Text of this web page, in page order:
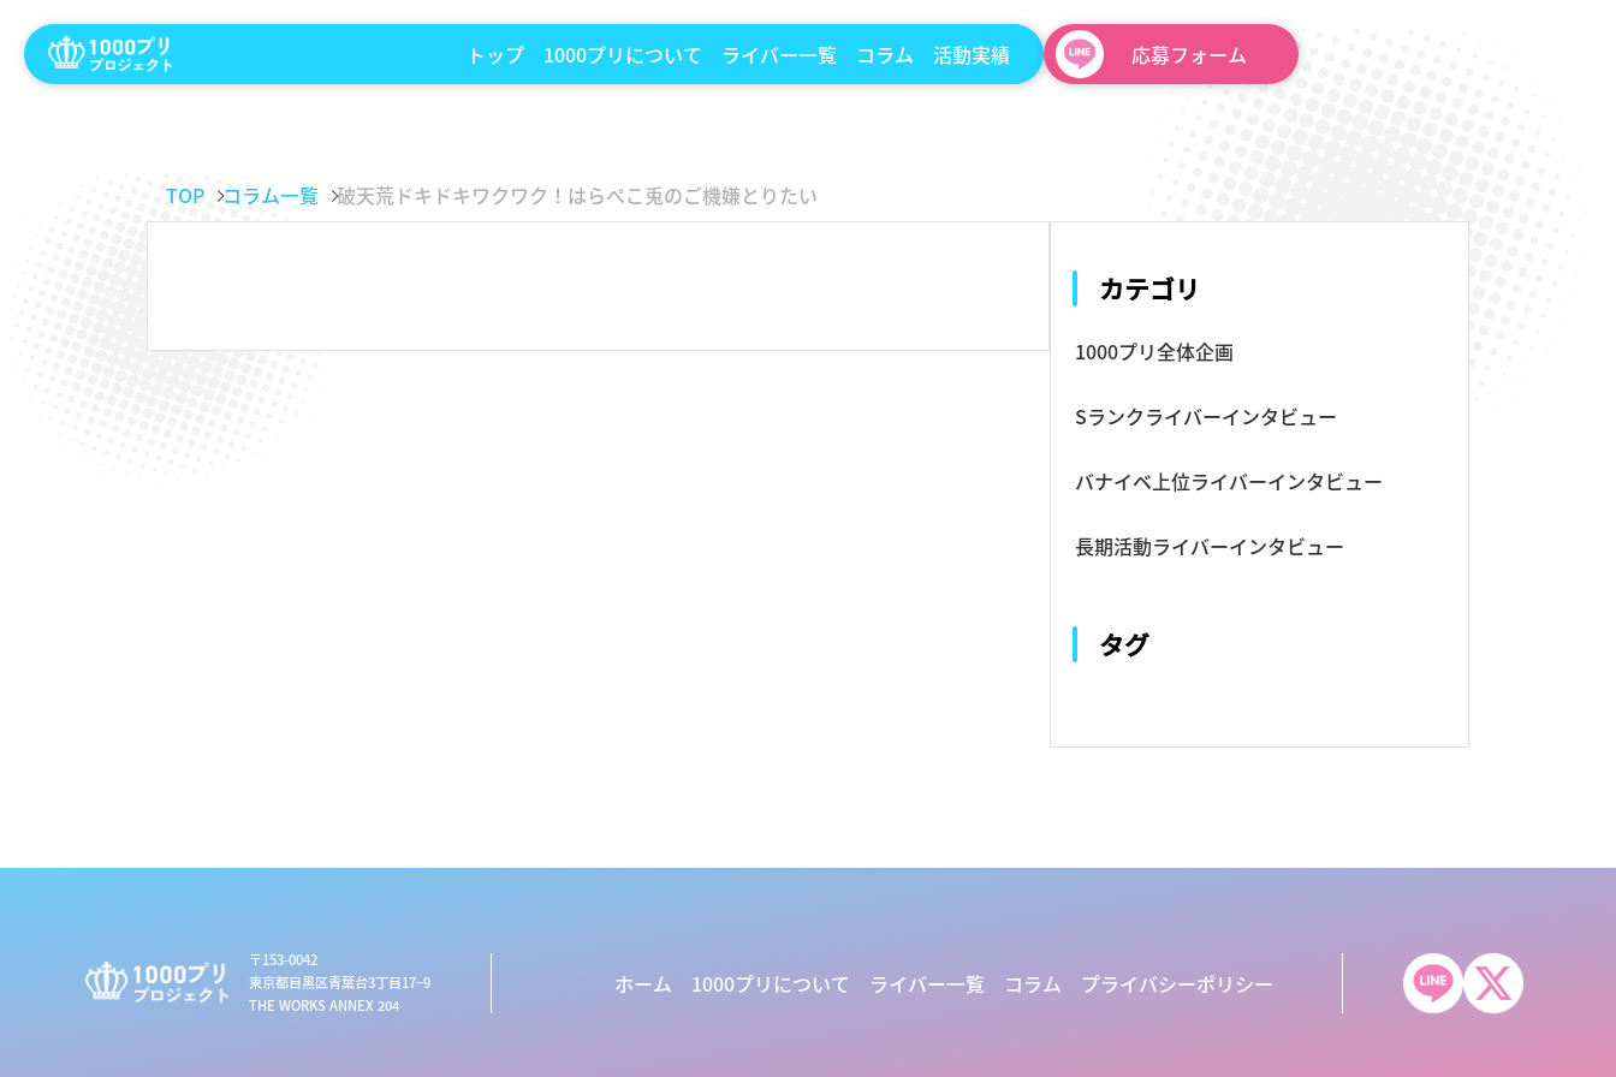
トップ 1000プリについて ライバー一覧 コラム 活動実績 応募フォーム
TOP コラム一覧 破天荒ドキドキワクワク！はらぺこ兎のご機嫌とりたい
カテゴリ
1000プリ全体企画
Sランクライバーインタビュー
バナイベ上位ライバーインタビュー
長期活動ライバーインタビュー
タグ
〒153-0042
東京都目黒区青葉台3丁目17−9
THE WORKS ANNEX 204
ホーム 1000プリについて ライバー一覧 コラム プライバシーポリシー